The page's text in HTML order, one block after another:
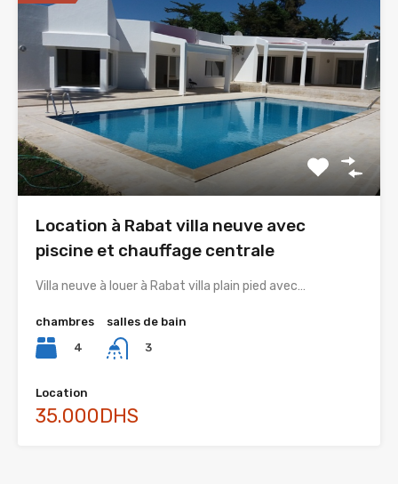
Location à Rabat villa neuve avec
piscine et chauffage centrale
Villa neuve à louer à Rabat villa plain pied avec…
chambres
4
salles de bain
3
Location
35.000DHS